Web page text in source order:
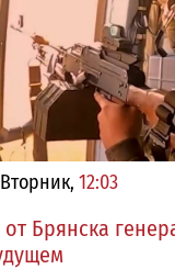
12:03
Брянска